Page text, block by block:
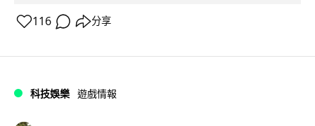
116 分享
科技娛樂 遊戲情報